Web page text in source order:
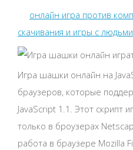
онлайн игра против
скачивания и игры с людьми
Игра шашки онлайн на
браузеров, которые
JavaScript 1.1. Этот скрипт
только в броузерах
работа в браузере Mozilla